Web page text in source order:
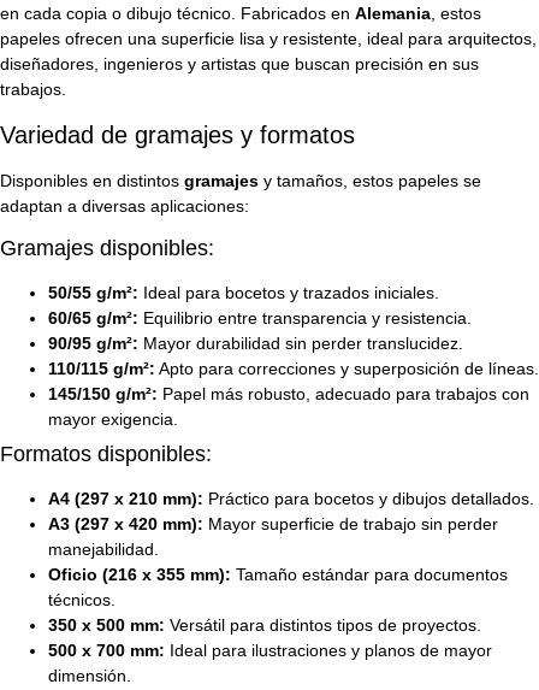
en cada copia o dibujo técnico. Fabricados en Alemania, estos
papeles ofrecen una superficie lisa y resistente, ideal para arquitectos,
diseñadores, ingenieros y artistas que buscan precisión en sus
trabajos.
Variedad de gramajes y formatos
Disponibles en distintos gramajes y tamaños, estos papeles se
adaptan a diversas aplicaciones:
Gramajes disponibles:
50/55 g/m²: Ideal para bocetos y trazados iniciales.
60/65 g/m²: Equilibrio entre transparencia y resistencia.
90/95 g/m²: Mayor durabilidad sin perder translucidez.
110/115 g/m²: Apto para correcciones y superposición de líneas.
145/150 g/m²: Papel más robusto, adecuado para trabajos con
mayor exigencia.
Formatos disponibles:
A4 (297 x 210 mm): Práctico para bocetos y dibujos detallados.
A3 (297 x 420 mm): Mayor superficie de trabajo sin perder
manejabilidad.
Oficio (216 x 355 mm): Tamaño estándar para documentos
técnicos.
350 x 500 mm: Versátil para distintos tipos de proyectos.
500 x 700 mm: Ideal para ilustraciones y planos de mayor
dimensión.